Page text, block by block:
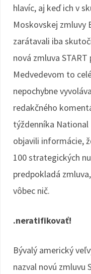
hlavíc, aj keď ich v
Moskovskej zmluvy
zarátavali iba
nová zmluva
Medvedevom to
nepochybne
redakčného
týždenníka National
objavili informácie,
100 strategických
predpokladá
vôbec nič.
.neratifikovať!
Bývalý americký
nazval novú zmluvu